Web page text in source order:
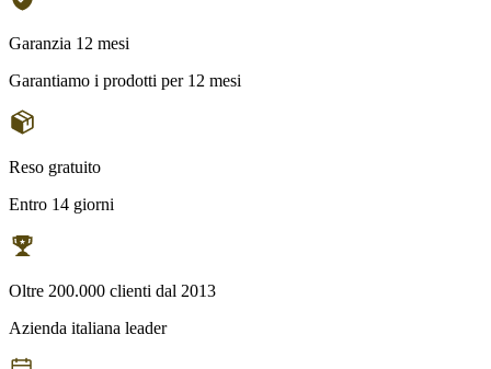
Garanzia 12 mesi
Garantiamo i prodotti per 12 mesi
Reso gratuito
Entro 14 giorni
Oltre 200.000 clienti dal 2013
Azienda italiana leader